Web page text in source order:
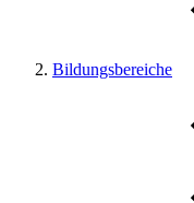
Bildungsbereiche